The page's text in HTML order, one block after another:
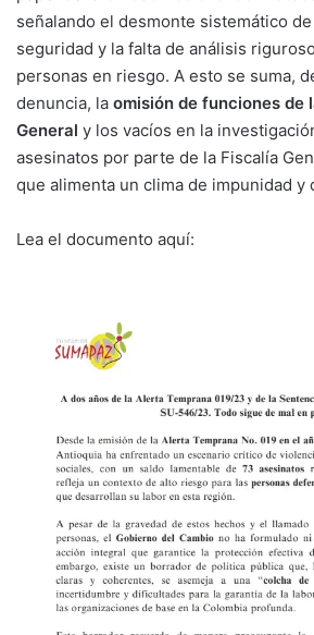
señalando el desmonte sistemático
seguridad y la falta de análisis
personas en riesgo. A esto se suma,
denuncia, la omisión de funciones de
General y los vacíos en la
asesinatos por parte de la Fiscalía
que alimenta un clima de impunidad y
Lea el documento aquí: